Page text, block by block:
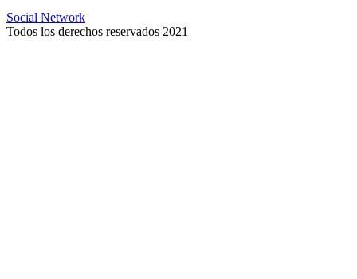
Social Network
Todos los derechos reservados 2021